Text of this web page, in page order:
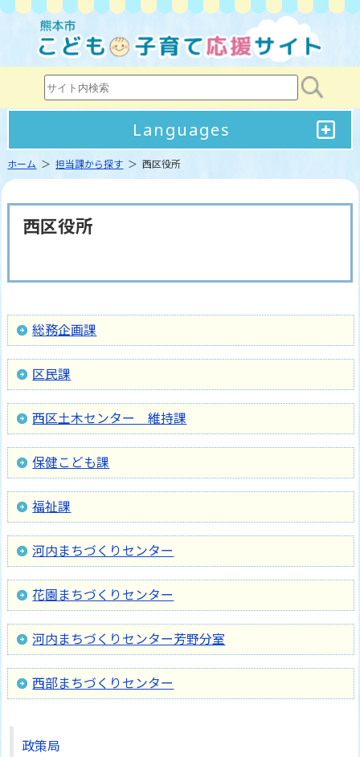
Languages
ホーム ＞担当課から探す ＞ 西区役所
西区役所
総務企画課
区民課
西区土木センター 維持課
保健こども課
福祉課
河内まちづくりセンター
花園まちづくりセンター
河内まちづくりセンター芳野分室
西部まちづくりセンター
政策局